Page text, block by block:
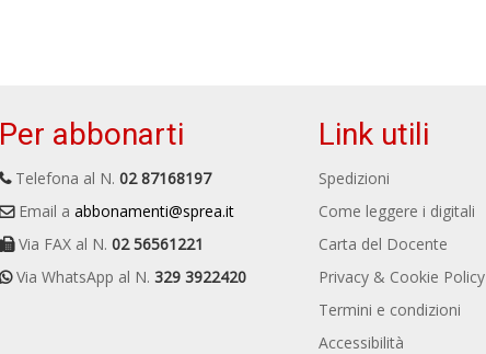
Per abbonarti
Telefona al N. 02 87168197
Email a abbonamenti@sprea.it
Via FAX al N. 02 56561221
Via WhatsApp al N. 329 3922420
Link utili
Spedizioni
Come leggere i digitali
Carta del Docente
Privacy & Cookie Policy
Termini e condizioni
Accessibilità